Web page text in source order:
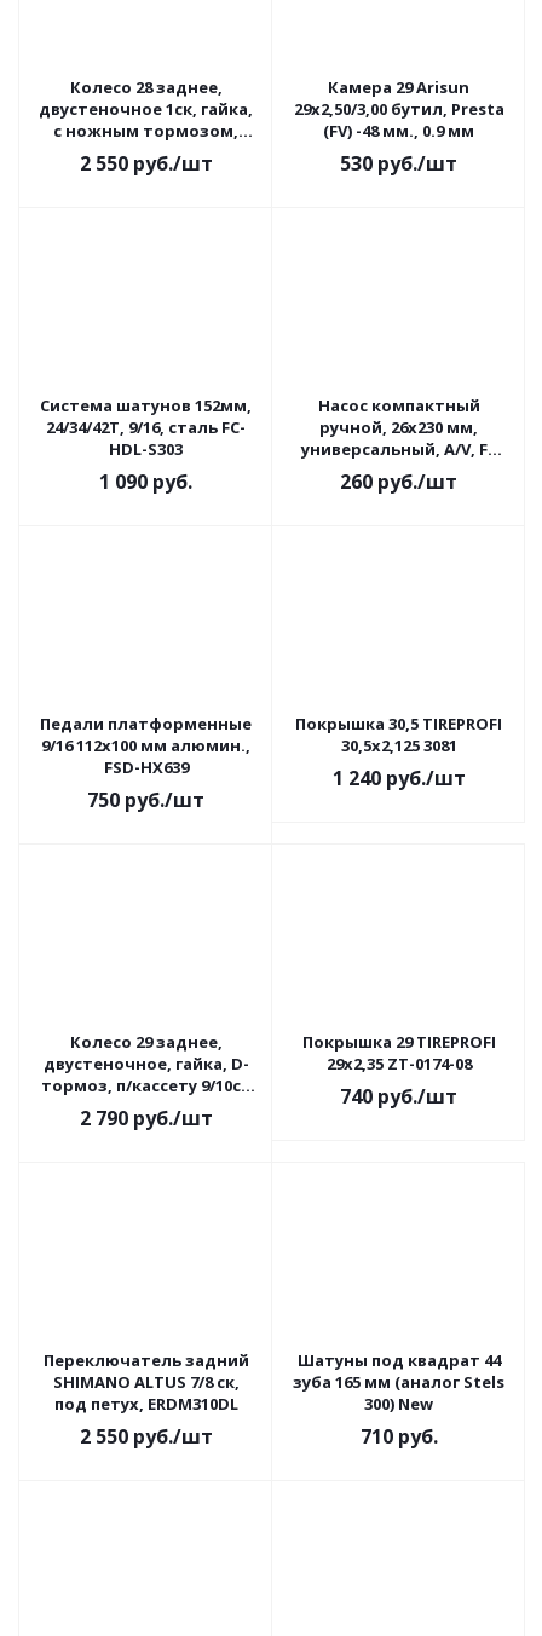
Колесо 28 заднее,
двустеночное 1ск, гайка,
с ножным тормозом,
втулка 305, усиленное
2 550руб./шт
Камера 29 Arisun
29x2,50/3,00 бутил, Presta
(FV) -48 мм., 0.9 мм
530 руб./шт
Система шатунов 152мм,
24/34/42Т, 9/16, сталь FC-
HDL-S303
1 090 руб.
Насос компактный
ручной, 26x230 мм,
универсальный, A/V, FV
T15706
260 руб./шт
Педали платформенные
9/16 112х100 мм алюмин.,
FSD-HX639
750 руб./шт
Покрышка 30,5 TIREPROFI
30,5х2,125 3081
1 240руб./шт
Колесо 29 заднее,
двустеночное, гайка, D-
тормоз, п/кассету 9/10ск
(DH909TR/HQ-001549)
2 790руб./шт
Покрышка 29 TIREPROFI
29x2,35 ZT-0174-08
740 руб./шт
Переключатель задний
SHIMANO ALTUS 7/8 ск,
под петух, ERDM310DL
2 550руб./шт
Шатуны под квадрат 44
зуба 165 мм (аналог Stels
300) New
710руб.